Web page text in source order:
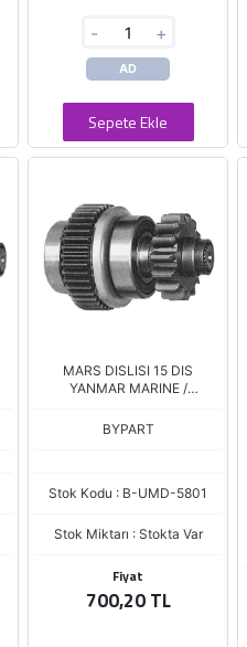
- +
AD
Sepete Ekle
MARS DISLISI 15 DIS
YANMAR MARINE /
BYPART
Stok Kodu : B-UMD-5801
Stok Miktarı : Stokta Var
Fiyat
700,20 TL